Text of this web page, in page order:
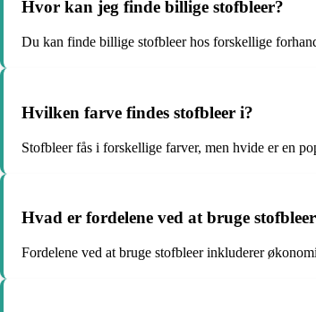
Hvor kan jeg finde billige stofbleer?
Du kan finde billige stofbleer hos forskellige
Hvilken farve findes stofbleer i?
Stofbleer fås i forskellige farver, men hvide er en
Hvad er fordelene ved at bruge
Fordelene ved at bruge stofbleer inkluderer